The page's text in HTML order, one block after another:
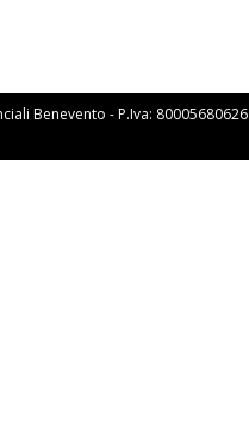
Benevento - P.Iva: 80005680626